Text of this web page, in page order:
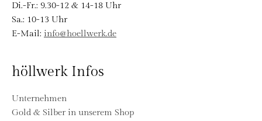
Di.-Fr.: 9.30-12 & 14-18 Uhr
Sa.: 10-13 Uhr
E-Mail: info@hoellwerk.de
höllwerk Infos
Unternehmen
Gold & Silber in unserem Shop